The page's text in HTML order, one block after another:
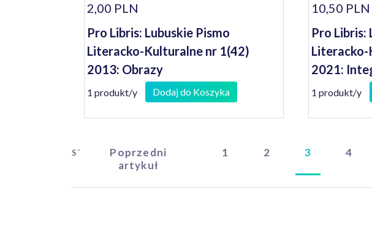
2,00 PLN
Pro Libris: Lubuskie Pismo
Literacko-Kulturalne nr 1(42)
2013: Obrazy
1 produkt/y Dodaj do Koszyka
10,50 PLN
Pro Libris:
Literacko-
2021:
1 produkt/y
START
Poprzedni
artykuł
1 2 3 4